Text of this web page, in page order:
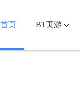
首页 BT页游